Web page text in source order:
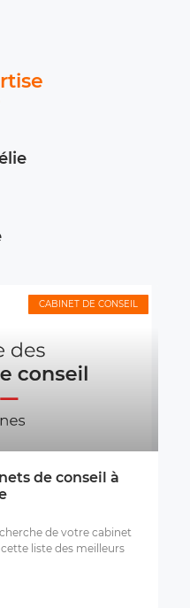
CABINET DE CONSEIL
de conseil à
de votre cabinet
liste des meilleurs